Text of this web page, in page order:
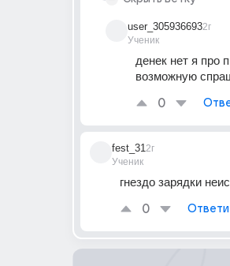
user_305936693
Ученик
2г
денек нет я про
возможную
0
fest_31
Ученик
2г
гнездо зарядки
0